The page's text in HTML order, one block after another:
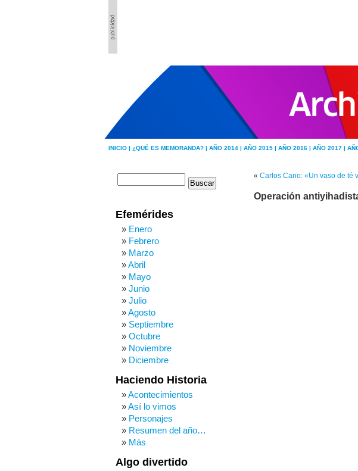
INICIO | ¿QUÉ ES MEMORANDA? | AÑO 2014 | AÑO 2015 | AÑO 2016 | AÑO 2017 |
« Carlos Cano: «Un vaso de té
Operación
Efemérides
Enero
Febrero
Marzo
Abril
Mayo
Junio
Julio
Agosto
Septiembre
Octubre
Noviembre
Diciembre
Haciendo Historia
Acontecimientos
Así lo vimos
Personajes
Resumen del año…
Más
Algo divertido